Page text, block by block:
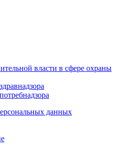
власти в сфере охраны
данных